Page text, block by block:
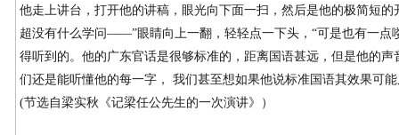
他走上讲台，打开他的讲稿，眼光向下面一扫，然后是他的极简短
超没有什么学问——”眼睛向上一翻，轻轻点一下头，“可是也有一点
得听到的。他的广东官话是很够标准的，距离国语甚远，但是他的
们还是能听懂他的每一字， 我们甚至想如果他说标准国语其效果可
(节选自梁实秋《记梁任公先生的一次演讲》）